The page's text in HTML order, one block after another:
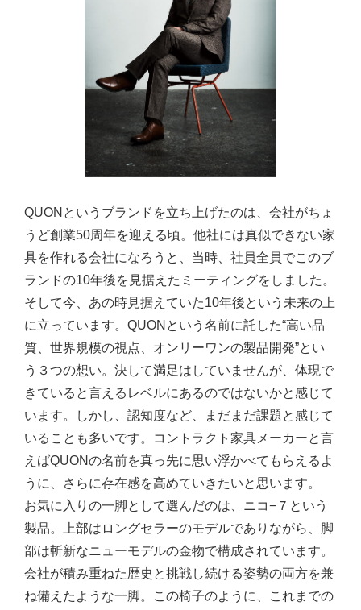
QUONというブランドを立ち上げたのは、会社がちょ
うど創業50周年を迎える頃。他社には真似できない家
具を作れる会社になろうと、当時、社員全員でこのブ
ランドの10年後を見据えたミーティングをしました。
そして今、あの時見据えていた10年後という未来の上
に立っています。QUONという名前に託した“高い品
質、世界規模の視点、オンリーワンの製品開発”とい
う３つの想い。決して満足はしていませんが、体現で
きていると言えるレベルにあるのではないかと感じて
います。しかし、認知度など、まだまだ課題と感じて
いることも多いです。コントラクト家具メーカーと言
えばQUONの名前を真っ先に思い浮かべてもらえるよ
うに、さらに存在感を高めていきたいと思います。
お気に入りの一脚として選んだのは、ニコ−７という
製品。上部はロングセラーのモデルでありながら、脚
部は斬新なニューモデルの金物で構成されています。
会社が積み重ねた歴史と挑戦し続ける姿勢の両方を兼
ね備えたような一脚。この椅子のように、これまでの